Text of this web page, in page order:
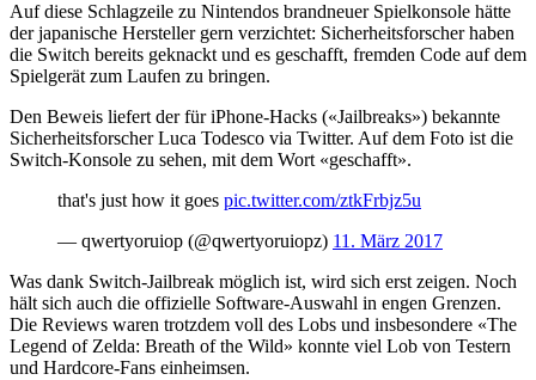
Auf diese Schlagzeile zu Nintendos brandneuer Spielkonsole hätte
der japanische Hersteller gern verzichtet: Sicherheitsforscher haben
die Switch bereits geknackt und es geschafft, fremden Code auf dem
Spielgerät zum Laufen zu bringen.
Den Beweis liefert der für iPhone-Hacks («Jailbreaks») bekannte
Sicherheitsforscher Luca Todesco via Twitter. Auf dem Foto ist die
Switch-Konsole zu sehen, mit dem Wort «geschafft».
that's just how it goes pic.twitter.com/ztkFrbjz5u
— qwertyoruiop (@qwertyoruiopz) 11. März 2017
Was dank Switch-Jailbreak möglich ist, wird sich erst zeigen. Noch
hält sich auch die offizielle Software-Auswahl in engen Grenzen.
Die Reviews waren trotzdem voll des Lobs und insbesondere «The
Legend of Zelda: Breath of the Wild» konnte viel Lob von Testern
und Hardcore-Fans einheimsen.